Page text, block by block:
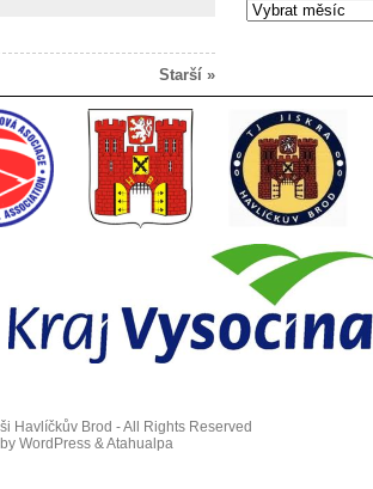
Starší »
Havlíčkův Brod - All Rights Reserved
WordPress&Atahualpa